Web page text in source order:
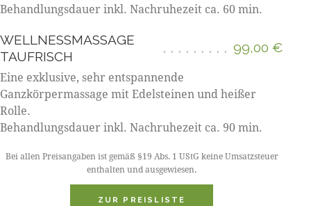
Behandlungsdauer inkl. Nachruhezeit ca. 60 min.
WELLNESSMASSAGE
TAUFRISCH
99,00 €
Eine exklusive, sehr entspannende
Ganzkörpermassage mit Edelsteinen und heißer
Rolle.
Behandlungsdauer inkl. Nachruhezeit ca. 90 min.
Bei allen Preisangaben ist gemäß §19 Abs. 1 UStG keine Umsatzsteuer
enthalten und ausgewiesen.
ZUR PREISLISTE